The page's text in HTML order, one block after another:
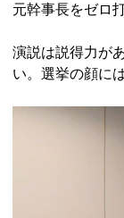
元幹事長をゼロ
演説は説得力が
い。選挙の顔に